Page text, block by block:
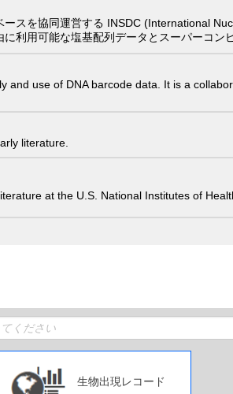
スを協同運営する INSDC (International
利用可能な塩基配列データとスーパーコン
use of DNA barcode data. It is a
literature.
at the U.S. National Institutes of
生物出現レコード